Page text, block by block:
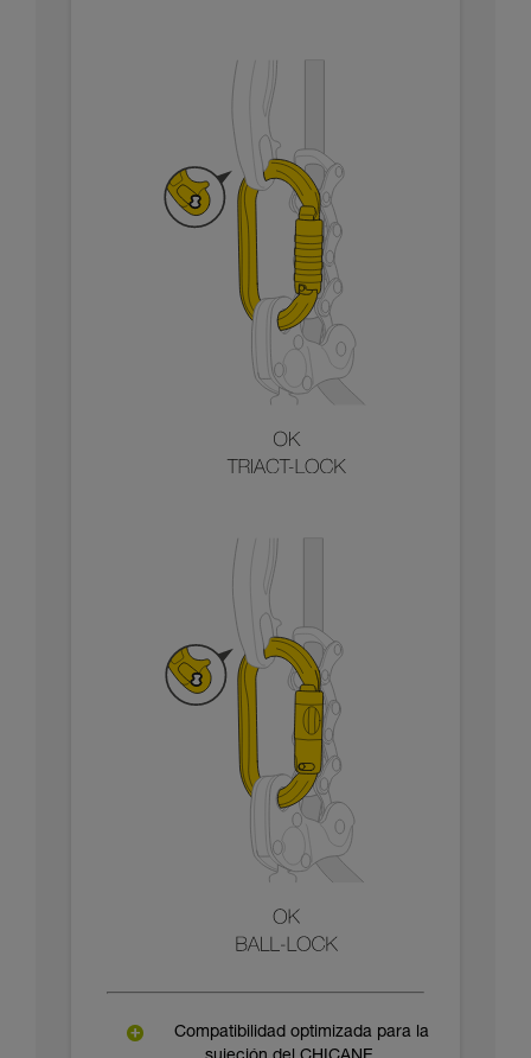
Compatibilidad optimizada para la